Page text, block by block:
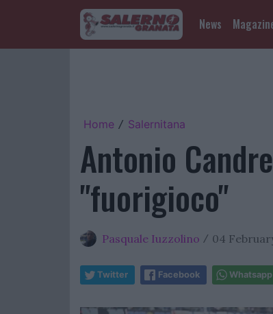
News
Home / Salernitana
Antonio
"fuorigioco"
Pasquale Iuzzolino / 04
Twitter Facebook Whatsapp